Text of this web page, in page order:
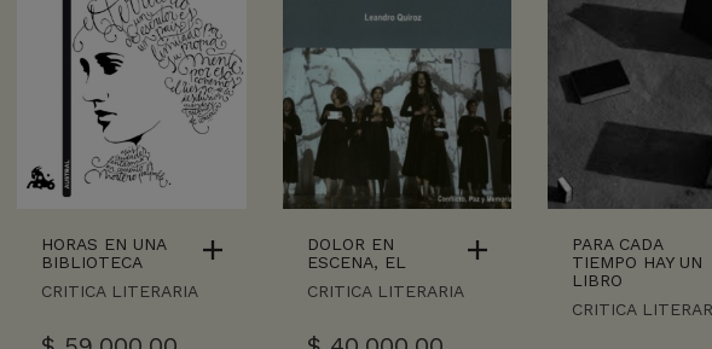
HORAS EN UNA
BIBLIOTECA
CRITICA LITERARIA
DOLOR EN
ESCENA, EL
CRITICA LITERARIA
PARA CADA
TIEMPO HAY UN
LIBRO
CRITICA